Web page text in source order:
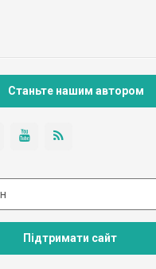
Станьте нашим автором
Підтримати сайт